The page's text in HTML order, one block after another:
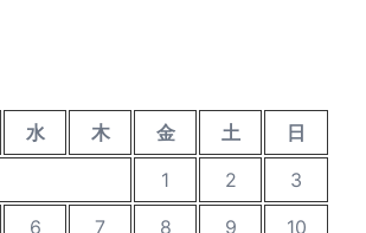
水 木 金 土
日
1
2
3
6 7 8 9 10